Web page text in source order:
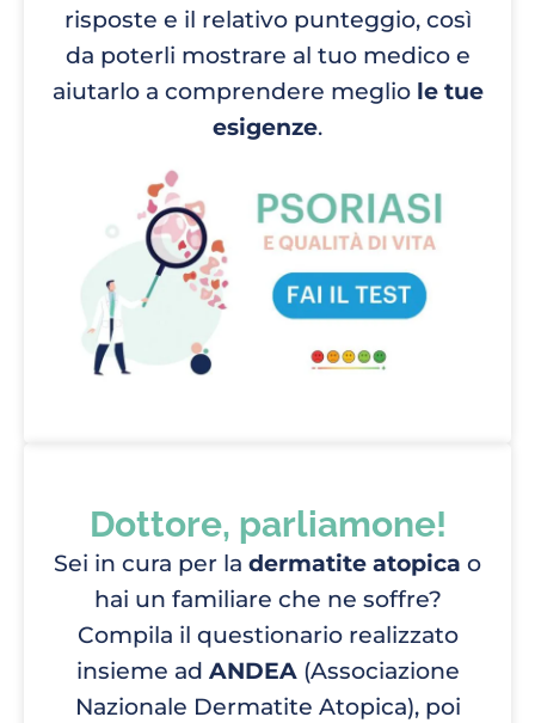
risposte e il relativo punteggio, così
da poterli mostrare al tuo medico e
aiutarlo a comprendere meglio le tue
esigenze.
Dottore, parliamone!
Sei in cura per la dermatite atopica o
hai un familiare che ne soffre?
Compila il questionario realizzato
insieme ad ANDEA (Associazione
Nazionale Dermatite Atopica), poi